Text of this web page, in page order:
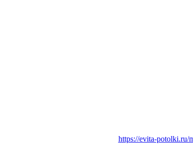
https://evita-potolki.ru/